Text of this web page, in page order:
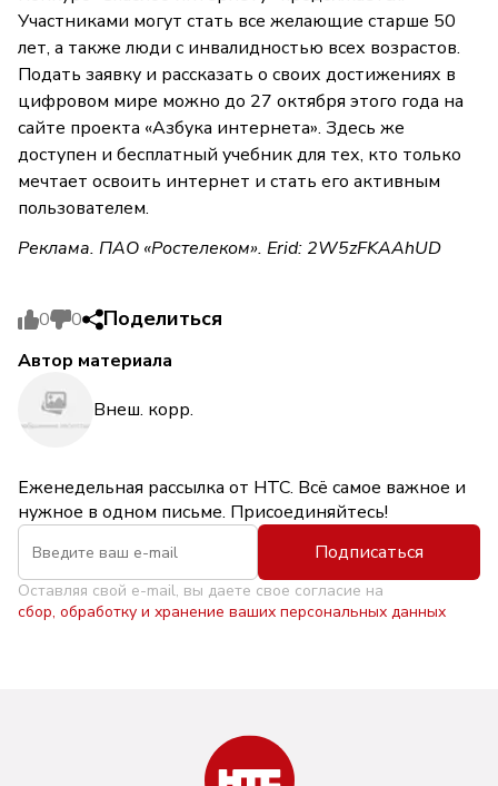
Участниками могут стать все желающие старше 50
лет, а также люди с инвалидностью всех возрастов.
Подать заявку и рассказать о своих достижениях в
цифровом мире можно до 27 октября этого года на
сайте проекта «Азбука интернета». Здесь же
доступен и бесплатный учебник для тех, кто только
мечтает освоить интернет и стать его активным
пользователем.
Реклама. ПАО «Ростелеком». Erid: 2W5zFKAAhUD
0 0 Поделиться
Автор материала
Внеш. корр.
Еженедельная рассылка от НТС. Всё самое важное и
нужное в одном письме. Присоединяйтесь!
Подписаться
Оставляя свой e-mail, вы даете свое согласие на
сбор, обработку и хранение ваших персональных данных